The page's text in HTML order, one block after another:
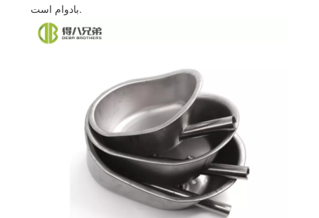
بادوام است.